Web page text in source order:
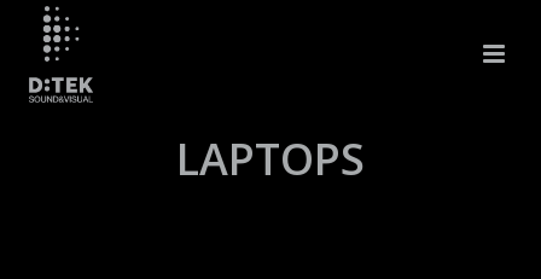
LAPTOPS